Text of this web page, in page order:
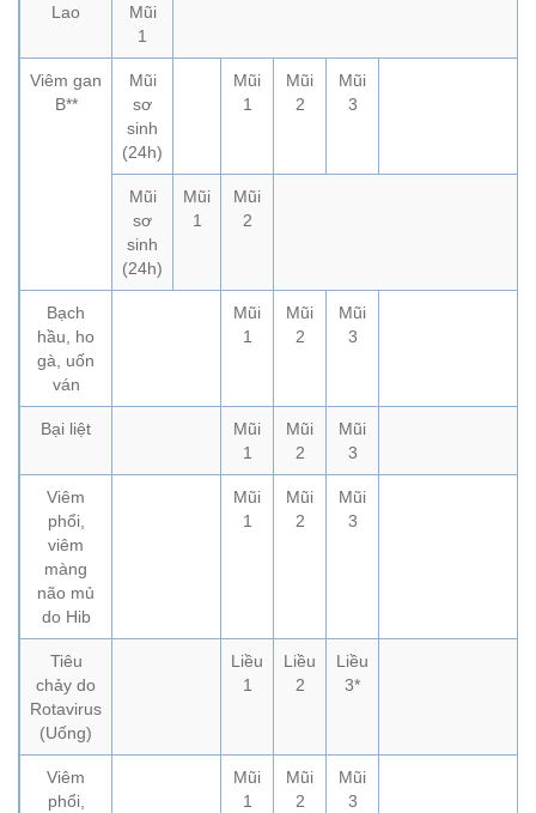
Lao
Mũi
1
Viêm gan
B**
Mũi
sơ
sinh
(24h)
Mũi
1
Mũi
2
Mũi
3
Mũi
sơ
sinh
(24h)
Mũi
1
Mũi
2
Bạch
hầu, ho
gà, uốn
ván
Mũi
1
Mũi
2
Mũi
3
Bại liệt
Mũi
1
Mũi
2
Mũi
3
Viêm
phổi,
viêm
màng
não mủ
do Hib
Mũi
1
Mũi
2
Mũi
3
Tiêu
chảy do
Rotavirus
(Uống)
Liều
1
Liều
2
Liều
3*
Viêm
phổi,
Mũi
1
Mũi
2
Mũi
3